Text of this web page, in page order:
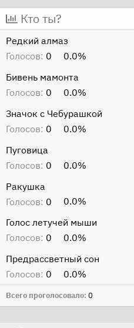
т
о
р
т
ы
т
а
н
а
Кто ты?
Редкий алмаз
Голосов: 0
0.0%
Бивень мамонта
Голосов: 0
0.0%
Значок с Чебурашкой
Голосов: 0
0.0%
Пуговица
Голосов: 0
0.0%
Ракушка
Голосов: 0
0.0%
Голос летучей мыши
Голосов: 0
0.0%
Предрассветный сон
Голосов: 0 0.0%
Всего проголосовало 0